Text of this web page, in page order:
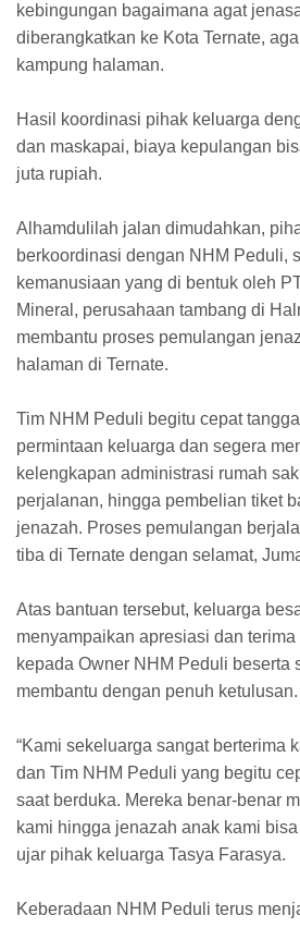
kebingungan bagaimana agat
diberangkatkan ke Kota Ternate,
kampung halaman.
Hasil koordinasi pihak keluarga
dan maskapai, biaya kepulangan
juta rupiah.
Alhamdulilah jalan dimudahkan,
berkoordinasi dengan NHM Peduli,
kemanusiaan yang di bentuk oleh
Mineral, perusahaan tambang di
membantu proses pemulangan
halaman di Ternate.
Tim NHM Peduli begitu cepat
permintaan keluarga dan segera
kelengkapan administrasi rumah
perjalanan, hingga pembelian tiket
jenazah. Proses pemulangan
tiba di Ternate dengan selamat,
Atas bantuan tersebut, keluarga
menyampaikan apresiasi dan
kepada Owner NHM Peduli beserta
membantu dengan penuh ketulusan.
“Kami sekeluarga sangat berterima
dan Tim NHM Peduli yang begitu
saat berduka. Mereka benar-benar
kami hingga jenazah anak kami
ujar pihak keluarga Tasya Farasya.
Keberadaan NHM Peduli terus